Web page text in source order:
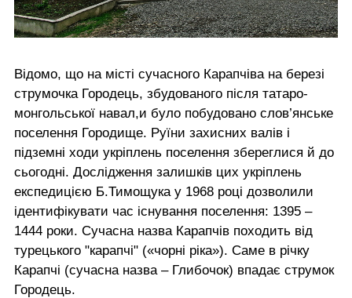
Відомо, що на місті сучасного Карапчіва на березі
струмочка Городець, збудованого після татаро-
монгольської навал,и було побудовано слов’янське
поселення Городище. Руїни захисних валів і
підземні ходи укріплень поселення збереглися й до
сьогодні. Дослідження залишків цих укріплень
експедицією Б.Тимощука у 1968 році дозволили
ідентифікувати час існування поселення: 1395 –
1444 роки. Сучасна назва Карапчів походить від
турецького "карапчі" («чорні ріка»). Саме в річку
Карапчі (сучасна назва – Глибочок) впадає струмок
Городець.